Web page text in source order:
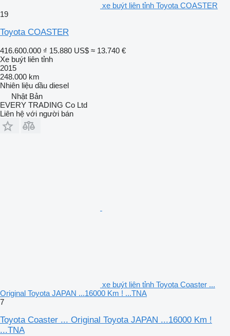
xe buýt liên tỉnh Toyota COASTER
19
Toyota COASTER
416.600.000 ₫ 15.880 US$ ≈ 13.740 €
Xe buýt liên tỉnh
2015
248.000 km
Nhiên liệu dầu diesel
Nhật Bản
EVERY TRADING Co Ltd
Liên hệ với người bán
xe buýt liên tỉnh Toyota Coaster ...
Original Toyota JAPAN ...16000 Km ! ...TNA
7
Toyota Coaster ... Original Toyota JAPAN ...16000 Km !
...TNA